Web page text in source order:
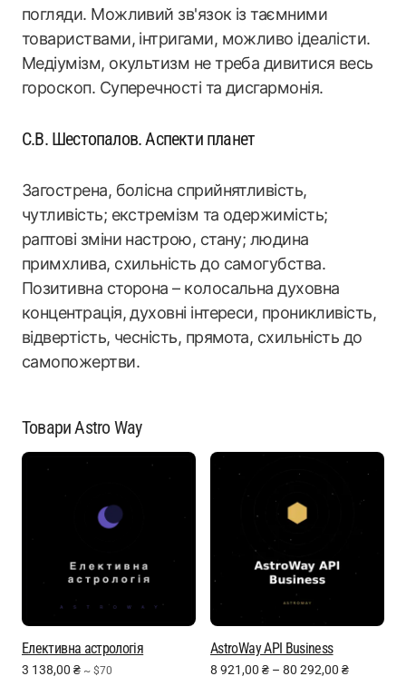
погляди. Можливий зв'язок із таємними
товариствами, інтригами, можливо ідеалісти.
Медіумізм, окультизм не треба дивитися весь
гороскоп. Суперечності та дисгармонія.
С.В. Шестопалов. Аспекти планет
Загострена, болісна сприйнятливість,
чутливість; екстремізм та одержимість;
раптові зміни настрою, стану; людина
примхлива, схильність до самогубства.
Позитивна сторона – колосальна духовна
концентрація, духовні інтереси, проникливість,
відвертість, чесність, прямота, схильність до
самопожертви.
Товари Astro Way
Елективна астрологія
3 138,00 ₴ ~ $70
AstroWay API Business
8 921,00 ₴ – 80 292,00 ₴